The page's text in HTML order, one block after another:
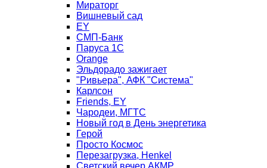
Мираторг
Вишневый сад
EY
СМП-Банк
Паруса 1С
Orange
Эльдорадо зажигает
"Ривьера", АФК "Система"
Карлсон
Friends, EY
Чародеи, МГТС
Новый год в День энергетика
Герой
Просто Космос
Перезагрузка, Henkel
Светский вечер АКМР